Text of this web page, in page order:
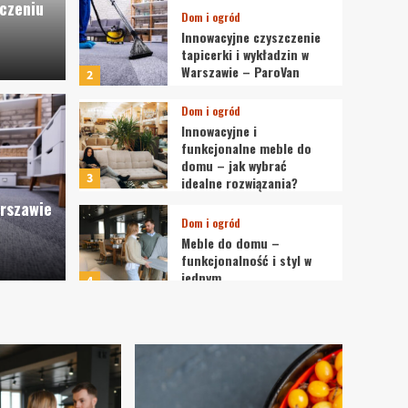
tapicerki i
– ParoVan
2
Dom i ogród
Innowacyjne czyszczenie
tapicerki i wykładzin w
Warszawie – ParoVan
3
Dom i ogród
Innowacyjne i
funkcjonalne meble do
domu – jak wybrać
idealne rozwiązania?
4
Dom i ogród
Meble do domu –
funkcjonalność i styl w
jednym
5
Panrokitnik.pl Naturalne
bogactwo rokitnika